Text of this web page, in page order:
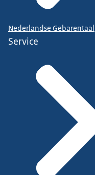
Nederlandse Gebarentaal
Service